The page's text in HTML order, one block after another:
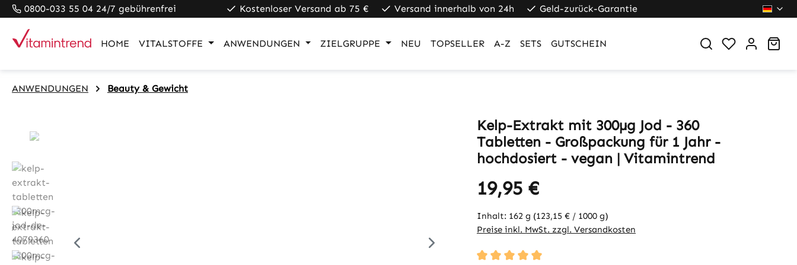
Zur Hauptnavigation springen
0800-033 55 04 24/7 gebührenfrei Kostenloser Versand ab 75 € Versand innerhalb von 24h Geld-zurück-Garantie
HOME VITALSTOFFE ANWENDUNGEN ZIELGRUPPE NEU TOPSELLER A-Z SETS GUTSCHEIN
ANWENDUNGEN Beauty & Gewicht
Kelp-Extrakt mit 300µg Jod - 360
Tabletten - Großpackung für 1 Jahr -
hochdosiert - vegan | Vitamintrend
19,95 €
Inhalt: 162 g (123,15 € / 1000 g)
Preise inkl. MwSt. zzgl. Versandkosten